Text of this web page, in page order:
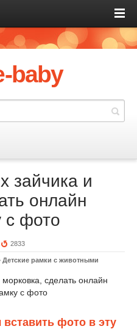
baby
зайчика и
онлайн
с фото
2833
Детские рамки с животными
сделать онлайн
с фото
фото в эту